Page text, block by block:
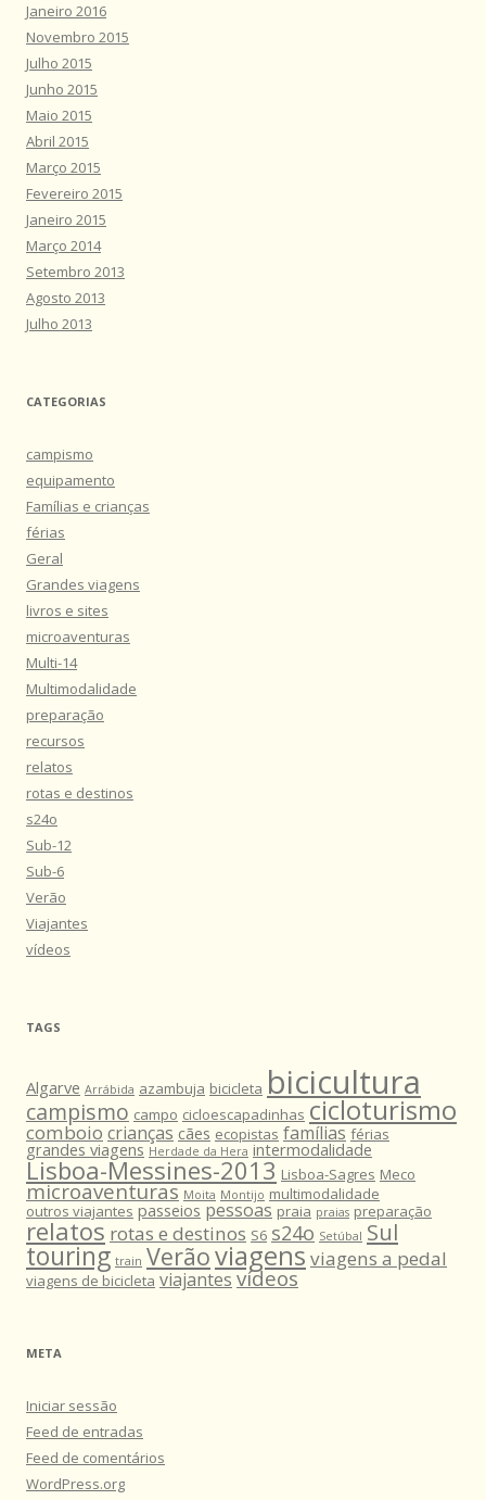
Janeiro 2016
Novembro 2015
Julho 2015
Junho 2015
Maio 2015
Abril 2015
Março 2015
Fevereiro 2015
Janeiro 2015
Março 2014
Setembro 2013
Agosto 2013
Julho 2013
CATEGORIAS
campismo
equipamento
Famílias e crianças
férias
Geral
Grandes viagens
livros e sites
microaventuras
Multi-14
Multimodalidade
preparação
recursos
relatos
rotas e destinos
s24o
Sub-12
Sub-6
Verão
Viajantes
vídeos
TAGS
Algarve Arrábida azambuja bicicleta bicicultura
campismo campo cicloescapadinhas cicloturismo
comboio crianças cães ecopistas famílias férias
grandes viagens Herdade da Hera intermodalidade
Lisboa-Messines-2013 Lisboa-Sagres Meco
microaventuras Moita Montijo multimodalidade
outros viajantes passeios pessoas praia praias preparação
relatos rotas e destinos S6 s24o Setúbal Sul
touring train Verãoviagens viagens a pedal
viagens de bicicleta viajantes vídeos
META
Iniciar sessão
Feed de entradas
Feed de comentários
WordPress.org